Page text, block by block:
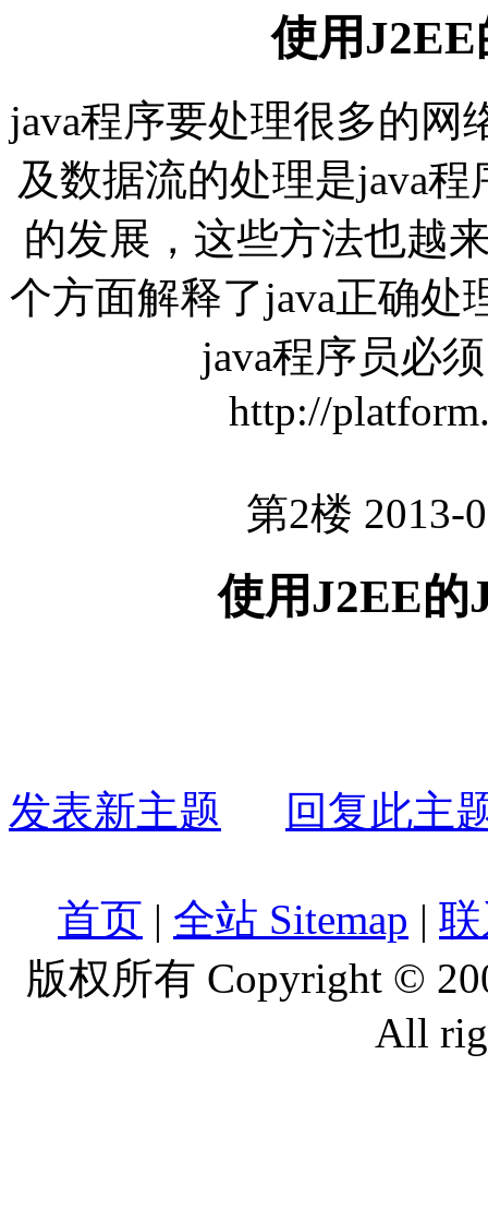
使用
java程序要处理很多的网
及数据流的处理是java
的发展，这些方法也越
个方面解释了java正确处
java程序员必
http://
第2楼 2013-
使用J2EE的
发表新主题 回复此主
首页 | 全站 Sitemap |
版权所有 Copyright ©
All